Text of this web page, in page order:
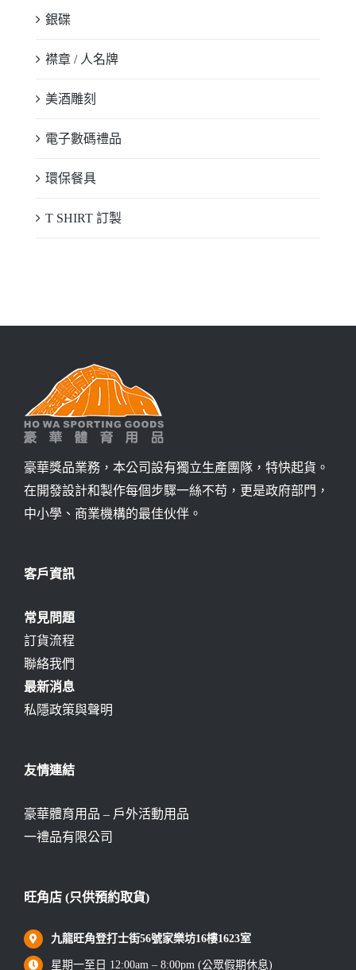
銀碟
襟章 / 人名牌
美酒雕刻
電子數碼禮品
環保餐具
T SHIRT 訂製
豪華獎品業務，本公司設有獨立生產團隊，特快起貨。
在開發設計和製作每個步驟一絲不苟，更是政府部門，
中小學、商業機構的最佳伙伴。
客戶資訊
常見問題
訂貨流程
聯絡我們
最新消息
私隱政策與聲明
友情連結
豪華體育用品 – 戶外活動用品
一禮品有限公司
旺角店 (只供預約取貨)
九龍旺角登打士街56號家樂坊16樓1623室
星期一至日 12:00am – 8:00pm (公眾假期休息)